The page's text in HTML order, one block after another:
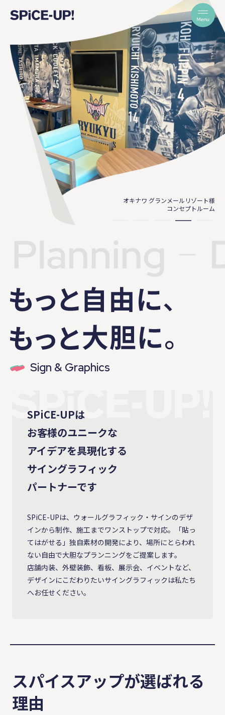
オキナワ グランメールリゾート様
コンセプトルーム
セゾン情報システムズ様
オフィスグラフィック
Sign & Graphics
SPiCE-UPは
お客様のユニークな
アイデアを具現化する
サイングラフィック
パートナーです
SPiCE-UPは、ウォールグラフィック・サインのデザ
インから制作、施⼯までワンストップで対応。「貼っ
てはがせる」独⾃素材の開発により、場所にとらわれ
ない自由で大胆なプランニングをご提案します。
店舗内装、外壁装飾、看板、展⽰会、イベントなど、
デザインにこだわりたいサイングラフィックは私たち
へお任せください。
スパイスアップが選ばれる
理由